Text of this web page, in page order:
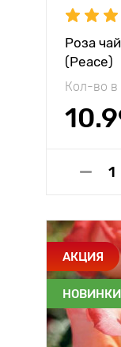
Роза
(Peace)
Кол-во в
АКЦИЯ
НОВИНКИ